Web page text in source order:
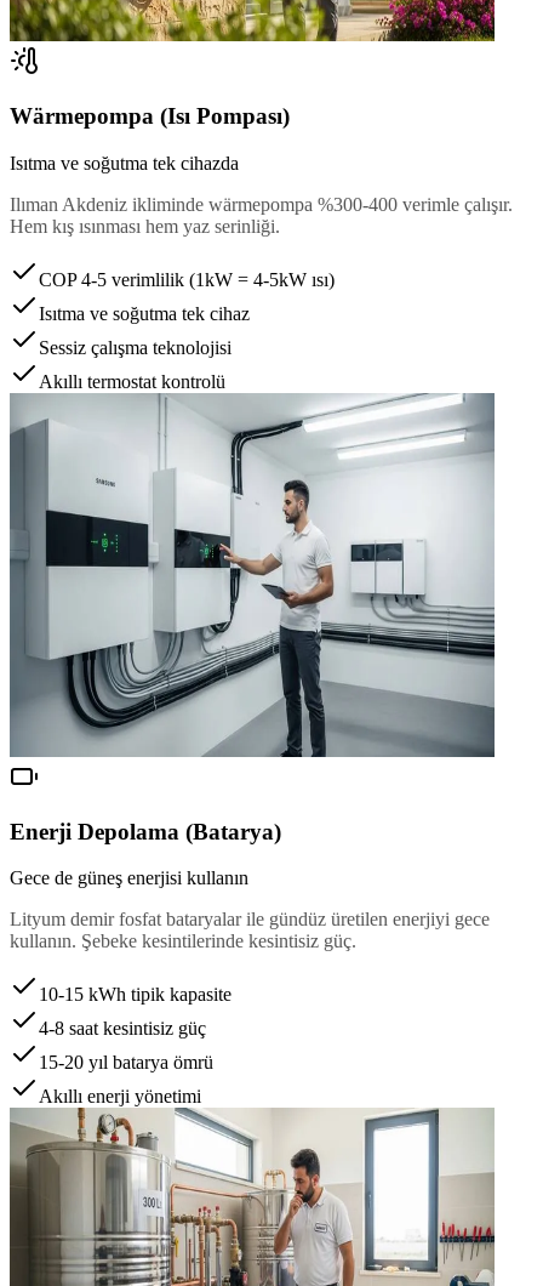
Wärmepompa (Isı Pompası)
Isıtma ve soğutma tek cihazda
Ilıman Akdeniz ikliminde wärmepompa %300-400 verimle çalışır.
Hem kış ısınması hem yaz serinliği.
COP 4-5 verimlilik (1kW = 4-5kW ısı)
Isıtma ve soğutma tek cihaz
Sessiz çalışma teknolojisi
Akıllı termostat kontrolü
Enerji Depolama (Batarya)
Gece de güneş enerjisi kullanın
Lityum demir fosfat bataryalar ile gündüz üretilen enerjiyi gece
kullanın. Şebeke kesintilerinde kesintisiz güç.
10-15 kWh tipik kapasite
4-8 saat kesintisiz güç
15-20 yıl batarya ömrü
Akıllı enerji yönetimi